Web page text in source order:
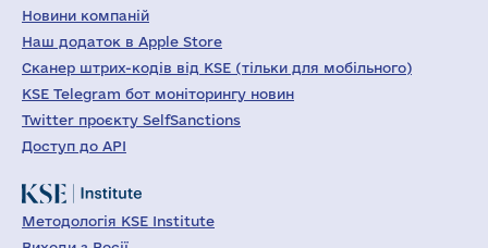
Новини компаній
Наш додаток в Apple Store
Сканер штрих-кодів від KSE (тільки для мобільного)
KSE Telegram бот моніторингу новин
Twitter проєкту SelfSanctions
Доступ до API
Методологія KSE Institute